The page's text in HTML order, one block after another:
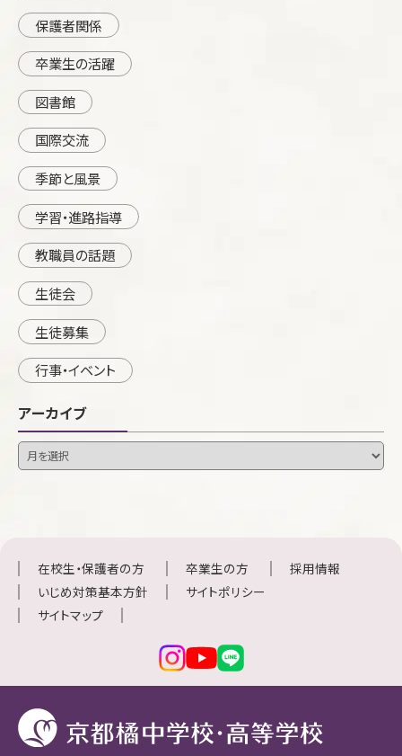
保護者関係
卒業生の活躍
図書館
国際交流
季節と風景
学習・進路指導
教職員の話題
生徒会
生徒募集
行事・イベント
アーカイブ
在校生・保護者の方 卒業生の方
採用情報
いじめ対策基本方針
サイトポリシー
サイトマップ